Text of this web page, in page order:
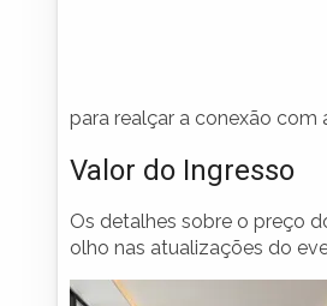
para realçar a conexão com
Valor do Ingresso
Os detalhes sobre o preço
olho nas atualizações do